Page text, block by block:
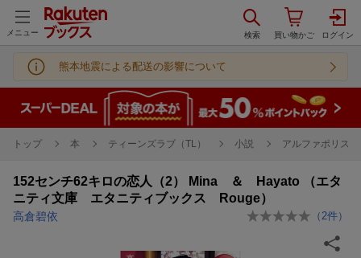
メニュー
熊本地震による配送の影響について
トップ 本 ティーンズラブ（TL） 小説 アルファポリス
152センチ62キロの恋人（2） Mina ＆ Hayato （エタ
ニティ文庫 エタニティブックス Rouge）
高倉碧依 （ 2件）